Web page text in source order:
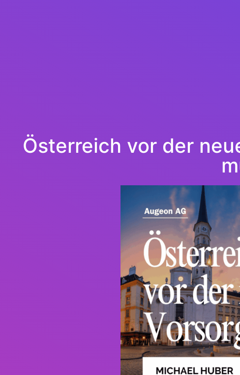
Österreich vor der